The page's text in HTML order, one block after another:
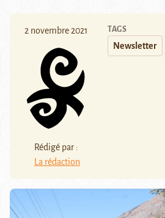
2 novembre 2021
Rédigé par :
La rédaction
TAGS
Newsletter